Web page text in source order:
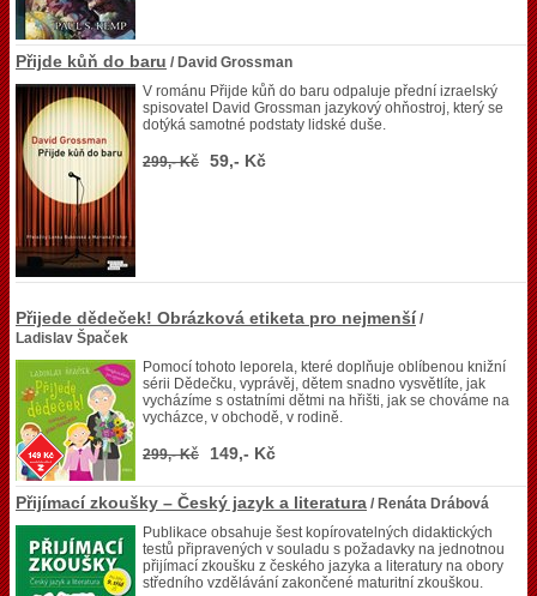
Přijde kůň do baru / David Grossman
V románu Přijde kůň do baru odpaluje přední izraelský
spisovatel David Grossman jazykový ohňostroj, který se
dotýká samotné podstaty lidské duše.
299,- Kč 59,- Kč
Přijede dědeček! Obrázková etiketa pro nejmenší /
Ladislav Špaček
Pomocí tohoto leporela, které doplňuje oblíbenou knižní
sérii Dědečku, vyprávěj, dětem snadno vysvětlíte, jak
vycházíme s ostatními dětmi na hřišti, jak se chováme na
vycházce, v obchodě, v rodině.
299,- Kč 149,- Kč
Přijímací zkoušky – Český jazyk a literatura / Renáta Drábová
Publikace obsahuje šest kopírovatelných didaktických
testů připravených v souladu s požadavky na jednotnou
přijímací zkoušku z českého jazyka a literatury na obory
středního vzdělávání zakončené maturitní zkouškou.